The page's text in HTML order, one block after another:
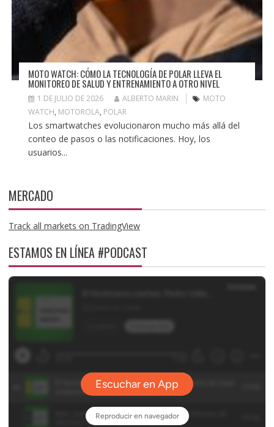
MOTO WATCH: CÓMO LA TECNOLOGÍA DE POLAR LLEVA EL
MONITOREO DE SALUD Y ENTRENAMIENTO A OTRO NIVEL
1 DE JULIO DE 2026 ALBERTO MARIN
MOTO
WATCH, MOTOROLA, POLAR
Los smartwatches evolucionaron mucho más allá del
conteo de pasos o las notificaciones. Hoy, los
usuarios...
MERCADO
Track all markets on TradingView
ESTAMOS EN LÍNEA #PODCAST